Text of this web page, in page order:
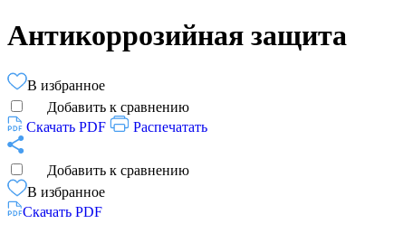
Антикоррозийная защита
В избранное
Добавить к сравнению
Скачать PDF
Распечатать
Добавить к сравнению
В избранное
Скачать PDF